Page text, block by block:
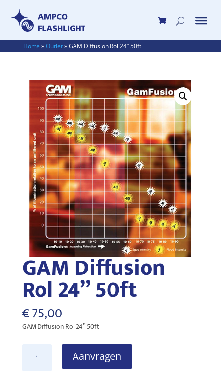
Home »Outlet»GAM Diffusion Rol 24” 50ft
GAM Diffusion
Rol 24” 50ft
€75,00
GAM Diffusion Rol 24” 50ft
Diffusion
Aanvragen